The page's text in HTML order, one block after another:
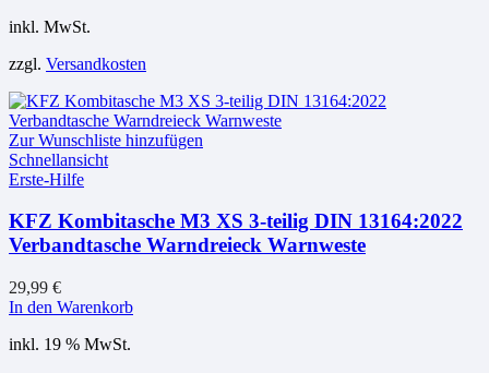
inkl. MwSt.
zzgl. Versandkosten
Zur Wunschliste hinzufügen
Schnellansicht
Erste-Hilfe
KFZ Kombitasche M3 XS 3-teilig DIN 13164:2022
Verbandtasche Warndreieck Warnweste
29,99 €
In den Warenkorb
inkl. 19 % MwSt.